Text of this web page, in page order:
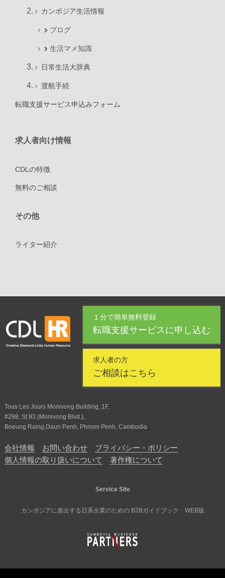
カンボジア生活情報
ブログ
生活マメ知識
日常生活大辞典
渡航手続
転職支援サービス申込みフォーム
求人者向け情報
CDLの特徴
無料のご相談
その他
ライター紹介
１分で簡単無料登録
転職支援サービスに申し込む
求人者の方
ご相談はこちら
Tous Les Jours Monivong Building, 1F,
#298, St.93 (Monivong Blvd.),
Boeung Raing,Daun Penh, Phnom Penh, Cambodia
会社情報 お問い合わせ
プライバシー・ポリシー
個人情報の取り扱いについて
著作権について
Service Site
カンボジアに進出する日系企業のための B2Bガイドブック WEB版